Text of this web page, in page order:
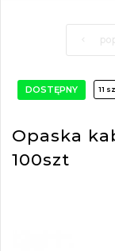
DOSTĘPNY 11
Opaska
100szt